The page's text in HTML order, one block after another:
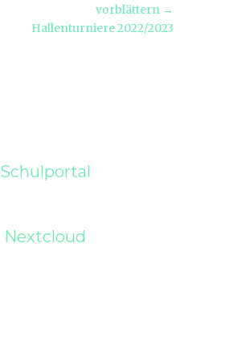
vorblättern →
Hallenturniere 2022/2023
Schulportal
Nextcloud